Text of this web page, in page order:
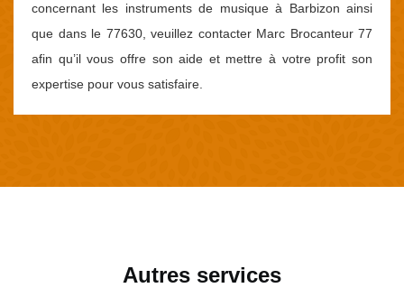
concernant les instruments de musique à Barbizon ainsi
que dans le 77630, veuillez contacter Marc Brocanteur 77
afin qu’il vous offre son aide et mettre à votre profit son
expertise pour vous satisfaire.
Autres services